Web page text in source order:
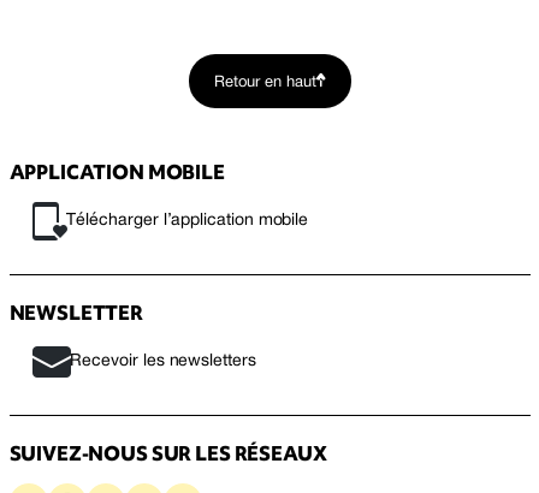
Retour en haut
APPLICATION MOBILE
Télécharger l’application mobile
NEWSLETTER
Recevoir les newsletters
SUIVEZ-NOUS SUR LES RÉSEAUX